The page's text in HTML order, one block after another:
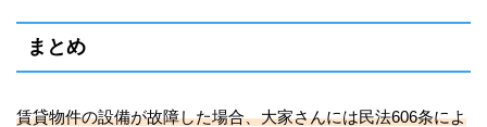
まとめ
賃貸物件の設備が故障した場合、大家さんには民法606条によ